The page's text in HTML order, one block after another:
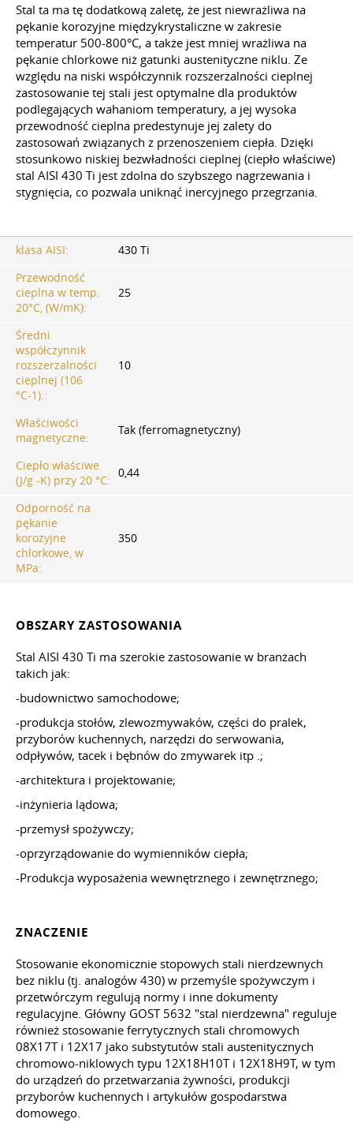
Stal ta ma tę dodatkową zaletę, że jest niewrażliwa na
pękanie korozyjne międzykrystaliczne w zakresie
temperatur 500-800°C, a także jest mniej wrażliwa na
pękanie chlorkowe niż gatunki austenityczne niklu. Ze
względu na niski współczynnik rozszerzalności cieplnej
zastosowanie tej stali jest optymalne dla produktów
podlegających wahaniom temperatury, a jej wysoka
przewodność cieplna predestynuje jej zalety do
zastosowań związanych z przenoszeniem ciepła. Dzięki
stosunkowo niskiej bezwładności cieplnej (ciepło właściwe)
stal AISI 430 Ti jest zdolna do szybszego nagrzewania i
stygnięcia, co pozwala uniknąć inercyjnego przegrzania.
klasa AISI:
430 Ti
Przewodność
cieplna w temp.
20°C, (W/mK):
25
Średni
współczynnik
rozszerzalności
cieplnej (106
°С-1).:
10
Właściwości
magnetyczne:
Tak (ferromagnetyczny)
Ciepło właściwe
(J/g -K) przy 20 °С:
0,44
Odporność na
pękanie
korozyjne
chlorkowe, w
MPa:
350
OBSZARY ZASTOSOWANIA
Stal AISI 430 Ti ma szerokie zastosowanie w branżach
takich jak:
-budownictwo samochodowe;
-produkcja stołów, zlewozmywaków, części do pralek,
przyborów kuchennych, narzędzi do serwowania,
odpływów, tacek i bębnów do zmywarek itp .;
-architektura i projektowanie;
-inżynieria lądowa;
-przemysł spożywczy;
-oprzyrządowanie do wymienników ciepła;
-Produkcja wyposażenia wewnętrznego i zewnętrznego;
ZNACZENIE
Stosowanie ekonomicznie stopowych stali nierdzewnych
bez niklu (tj. analogów 430) w przemyśle spożywczym i
przetwórczym regulują normy i inne dokumenty
regulacyjne. Główny GOST 5632 "stal nierdzewna" reguluje
również stosowanie ferrytycznych stali chromowych
08X17T i 12X17 jako substytutów stali austenitycznych
chromowo-niklowych typu 12X18H10T i 12X18H9T, w tym
do urządzeń do przetwarzania żywności, produkcji
przyborów kuchennych i artykułów gospodarstwa
domowego.